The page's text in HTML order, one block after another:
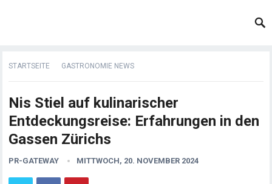
STARTSEITE GASTRONOMIE NEWS
Nis Stiel auf kulinarischer
Entdeckungsreise: Erfahrungen in den
Gassen Zürichs
PR-GATEWAY MITTWOCH, 20. NOVEMBER 2024